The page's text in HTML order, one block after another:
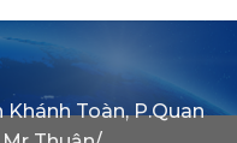
Toàn, P.Quan